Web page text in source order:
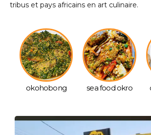
tribus et pays africains en art culinaire.
okohobong sea food okro